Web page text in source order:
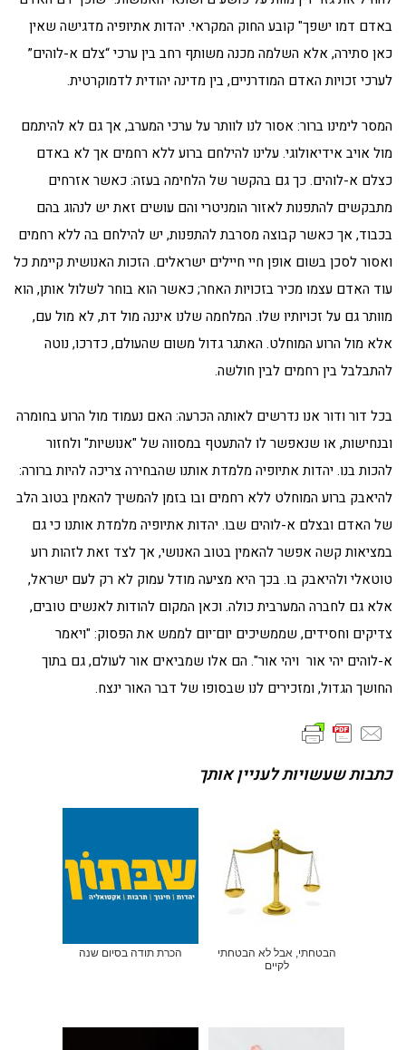
באדם דמו ישפך" קובע החוק המקראי. יהדות אתיופיה מדגישה שאין
כאן סתירה, אלא השלמה מכנה משותף רחב בין ערכי “צלם א-לוהים”
לערכי זכויות האדם המודרניים, בין מדינה יהודית לדמוקרטית.
המסר לימינו ברור: אסור לנו לוותר על ערכי המערב, אך גם לא להיתמם
מול אויב אידיאולוגי. עלינו להילחם ברוע ללא רחמים אך לא באדם
כצלם א-לוהים. כך גם בהקשר של הלחימה בעזה: כאשר אזרחים
מתבקשים להתפנות לאזור הומניטרי והם עושים זאת יש לנהוג בהם
בכבוד, אך כאשר קבוצה מסרבת להתפנות, יש להילחם בה ללא רחמים
ואסור לסכן בשום אופן חיי חיילים ישראלים. הזכות האנושית קיימת כל
עוד האדם עצמו מכיר בזכויות האחר; כאשר הוא בוחר לשלול אותן, הוא
מוותר גם על זכויותיו שלו. המלחמה שלנו איננה מול דת, לא מול עם,
אלא מול הרוע המוחלט. האתגר גדול משום שהעולם, כדרכו, נוטה
להתבלבל בין רחמים לבין חולשה.
בכל דור ודור אנו נדרשים לאותה הכרעה: האם נעמוד מול הרוע בחומרה
ובנחישות, או שנאפשר לו להתעטף במסווה של "אנושיות" ולחזור
להכות בנו. יהדות אתיופיה מלמדת אותנו שהבחירה צריכה להיות ברורה:
להיאבק ברוע המוחלט ללא רחמים ובו בזמן להמשיך להאמין בטוב הלב
של האדם ובצלם א-לוהים שבו. יהדות אתיופיה מלמדת אותנו כי גם
במציאות קשה אפשר להאמין בטוב האנושי, אך לצד זאת לזהות רוע
טוטאלי ולהיאבק בו. בכך היא מציעה מודל עמוק לא רק לעם ישראל,
אלא גם לחברה המערבית כולה. וכאן המקום להודות לאנשים טובים,
צדיקים וחסידים, שממשיכים יום־יום לממש את הפסוק: "ויאמר
א-לוהים יהי אור ויהי אור". הם אלו שמביאים אור לעולם, גם בתוך
החושך הגדול, ומזכירים לנו שבסופו של דבר האור ינצח.
כתבות שעשויות לעניין אותך
הבטחתי, אבל לא הבטחתי
לקיים
הכרת תודה בסיום שנה